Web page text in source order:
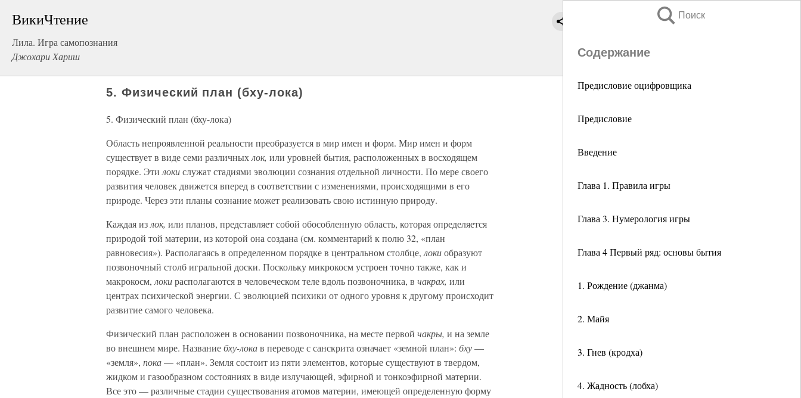
ВикиЧтение
Лила. Игра самопознания
Джохари Хариш
Поиск
Содержание
Предисловие оцифровщика
Предисловие
Введение
Глава 1. Правила игры
Глава 3. Нумерология игры
Глава 4 Первый ряд: основы бытия
1. Рождение (джанма)
2. Майя
3. Гнев (кродха)
4. Жадность (лобха)
5. Физический план (бху-лока)
5. Физический план (бху-лока)
Область непроявленной реальности преобразуется в мир имен и форм. Мир имен и форм
существует в виде семи различныхлок, или уровней бытия, расположенных в восходящем
порядке. Эти локислужат стадиями эволюции сознания отдельной личности. По мере своего
развития человек движется вперед в соответствии с изменениями, происходящими в его
природе. Через эти планы сознание может реализовать свою истинную природу.
Каждая излок, или планов, представляет собой обособленную область, которая определяется
природой той материи, из которой она создана (см. комментарий к полю 32, «план
равновесия»). Располагаясь в определенном порядке в центральном столбце, локиобразуют
позвоночный столб игральной доски. Поскольку микрокосм устроен точно также, как и
макрокосм, локирасполагаются в человеческом теле вдоль позвоночника, в чакрах, или
центрах психической энергии. С эволюцией психики от одного уровня к другому происходит
развитие самого человека.
Физический план расположен в основании позвоночника, на месте первой чакры, и на земле
во внешнем мире. Названиебху-локав переводе с санскрита означает «земной план»: бху—
«земля», пока— «план». Земля состоит из пяти элементов, которые существуют в твердом,
жидком и газообразном состояниях в виде излучающей, эфирной и тонкоэфирной материи.
Все это — различные стадии существования атомов материи, имеющей определенную форму